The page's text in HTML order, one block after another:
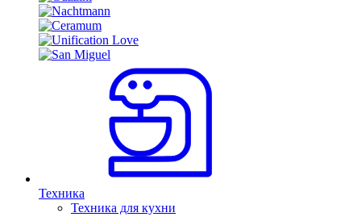
Техника
Техника для кухни